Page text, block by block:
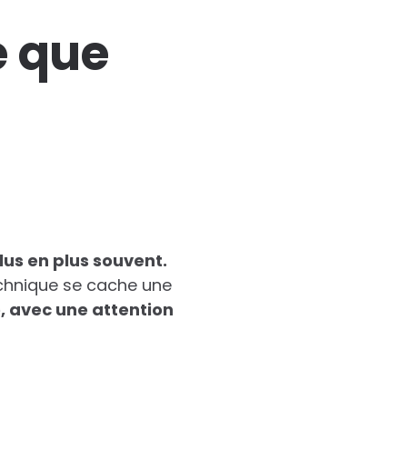
que
en plus souvent.
se cache une
avec une attention